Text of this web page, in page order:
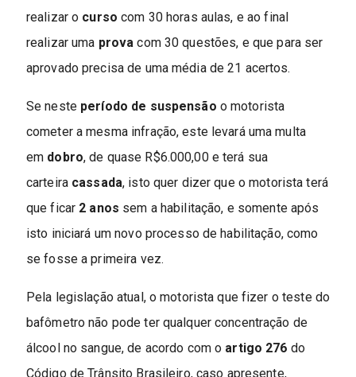
realizar o curso com 30 horas aulas, e ao final
realizar uma prova com 30 questões, e que para ser
aprovado precisa de uma média de 21 acertos.
Se neste período de suspensão o motorista
cometer a mesma infração, este levará uma multa
em dobro, de quase R$6.000,00 e terá sua
carteira cassada, isto quer dizer que o motorista terá
que ficar 2 anos sem a habilitação, e somente após
isto iniciará um novo processo de habilitação, como
se fosse a primeira vez.
Pela legislação atual, o motorista que fizer o teste do
bafômetro não pode ter qualquer concentração de
álcool no sangue, de acordo com o artigo 276 do
Código de Trânsito Brasileiro, caso apresente,